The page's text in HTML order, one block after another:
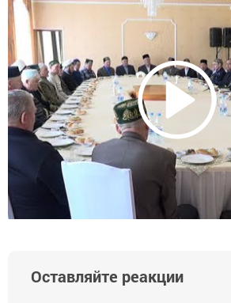
Оставляйте реакции